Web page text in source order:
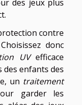
des jeux plus
contre
donc
UVefficace
enfants des
un traitement
garder les